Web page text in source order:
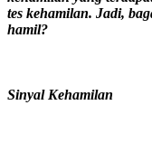
tes kehamilan. Jadi,
hamil?
Sinyal Kehamilan